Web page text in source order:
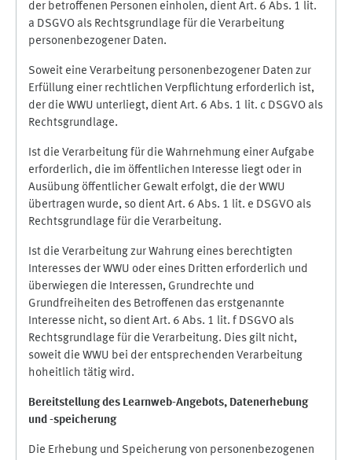
der betroffenen Personen einholen, dient Art. 6 Abs. 1 lit.
a DSGVO als Rechtsgrundlage für die Verarbeitung
personenbezogener Daten.
Soweit eine Verarbeitung personenbezogener Daten zur
Erfüllung einer rechtlichen Verpflichtung erforderlich ist,
der die WWU unterliegt, dient Art. 6 Abs. 1 lit. c DSGVO als
Rechtsgrundlage.
Ist die Verarbeitung für die Wahrnehmung einer Aufgabe
erforderlich, die im öffentlichen Interesse liegt oder in
Ausübung öffentlicher Gewalt erfolgt, die der WWU
übertragen wurde, so dient Art. 6 Abs. 1 lit. e DSGVO als
Rechtsgrundlage für die Verarbeitung.
Ist die Verarbeitung zur Wahrung eines berechtigten
Interesses der WWU oder eines Dritten erforderlich und
überwiegen die Interessen, Grundrechte und
Grundfreiheiten des Betroffenen das erstgenannte
Interesse nicht, so dient Art. 6 Abs. 1 lit. f DSGVO als
Rechtsgrundlage für die Verarbeitung. Dies gilt nicht,
soweit die WWU bei der entsprechenden Verarbeitung
hoheitlich tätig wird.
Bereitstellung des Learnweb-Angebots, Datenerhebung
und -speicherung
Die Erhebung und Speicherung von personenbezogenen